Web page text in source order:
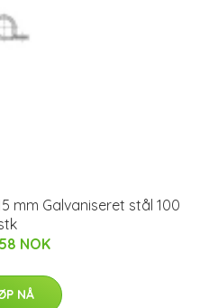
mm Galvaniseret stål 100
NOK
NÅ